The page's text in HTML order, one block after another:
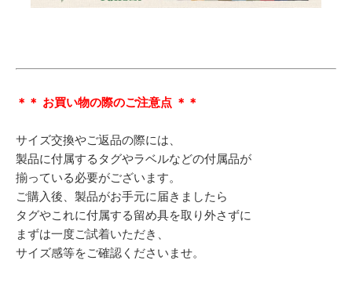
＊＊ お買い物の際のご注意点 ＊＊
サイズ交換やご返品の際には、
製品に付属するタグやラベルなどの付属品が
揃っている必要がございます。
ご購入後、製品がお手元に届きましたら
タグやこれに付属する留め具を取り外さずに
まずは一度ご試着いただき、
サイズ感等をご確認くださいませ。